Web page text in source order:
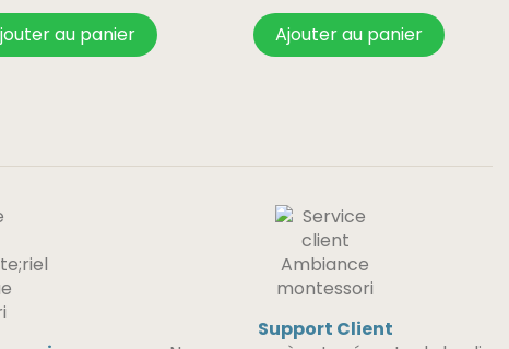
au panier Ajouter au panier
Support Client